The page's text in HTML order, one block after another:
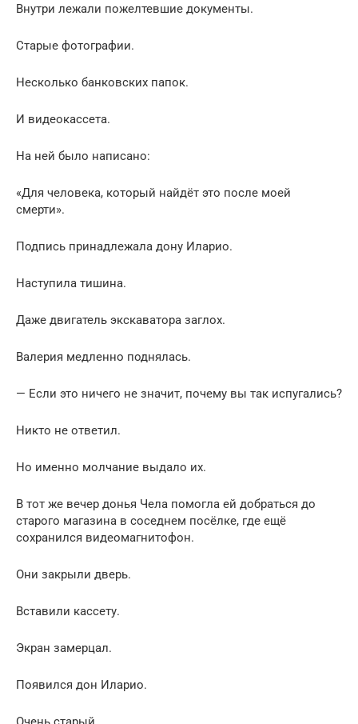
Внутри лежали пожелтевшие документы.
Старые фотографии.
Несколько банковских папок.
И видеокассета.
На ней было написано:
«Для человека, который найдёт это после моей
смерти».
Подпись принадлежала дону Иларио.
Наступила тишина.
Даже двигатель экскаватора заглох.
Валерия медленно поднялась.
— Если это ничего не значит, почему вы так испугались?
Никто не ответил.
Но именно молчание выдало их.
В тот же вечер донья Чела помогла ей добраться до
старого магазина в соседнем посёлке, где ещё
сохранился видеомагнитофон.
Они закрыли дверь.
Вставили кассету.
Экран замерцал.
Появился дон Иларио.